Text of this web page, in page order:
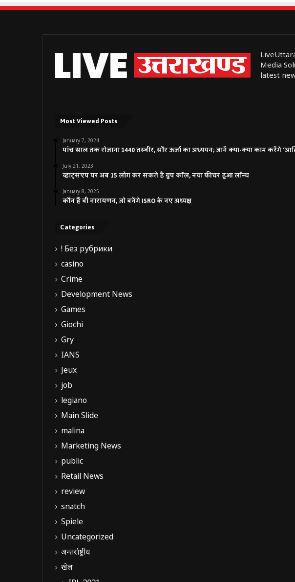
Media
latest
Most Viewed Posts
January 7, 2024
पांच साल तक रोजाना 1440 तस्वीर, सौर ऊर्जा का अध्ययन; जानें क्या-क्या काम करेंगे
July 21, 2023
व्हाट्सएप पर अब 15 लोग कर सकते हैं ग्रुप कॉल, नया फीचर हुआ लॉन्च
January 8, 2025
कौन हैं वी नारायणन, जो बनेंगे ISRO के नए अध्यक्ष
Categories
! Без рубрики
casino
Crime
Development News
Games
Giochi
Gry
IANS
Jeux
job
legiano
Main Slide
malina
Marketing News
public
Retail News
review
snatch
Spiele
Uncategorized
अन्तर्राष्ट्रीय
खेल